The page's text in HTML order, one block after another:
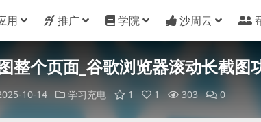
用 推广 学院 沙周云
整个页面_谷歌浏览器滚动长截图
10-14 学习充电 1 1 303 0